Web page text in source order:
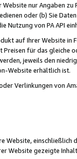
nur Angaben
oder (b) Sie
Nutzung von PA API
auf Ihrer Website
Preisen für das
jeweils den
Website erhältlich ist.
Verlinkungen von
Website,
Website gezeigte